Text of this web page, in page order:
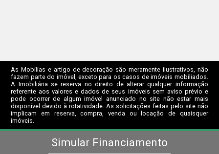
As Mobílias e artigo de decoração são meramente ilustrativos, não
fazem parte do imóvel, exceto para os casos de imóveis mobiliados.
A Imobiliária se reserva no direito de alterar qualquer informação
referente aos valores e dados de seus imóveis sem aviso prévio e
pode ocorrer de algum imóvel anunciado no site não estar mais
disponível devido à rotatividade. As solicitações feitas pelo site não
implicam em reserva, compra, venda ou locação de quaisquer
imóveis.
Simular Financiamento